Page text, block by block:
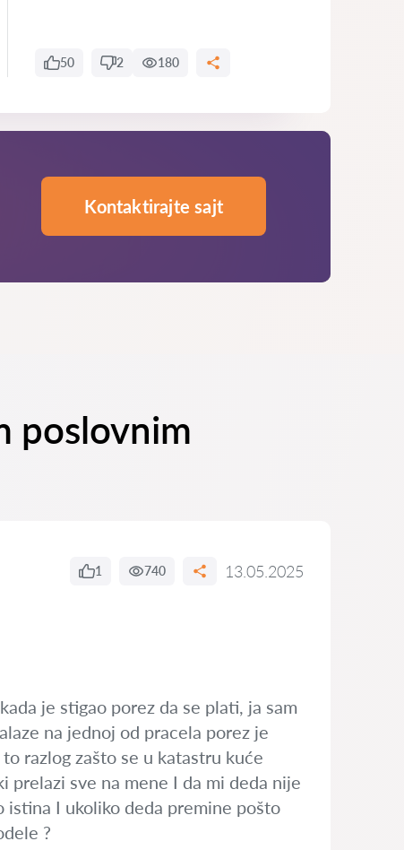
50 2 180
Kontaktirajte sajt
poslovnim
1 740 13.05.2025
je stigao porez da se plati, ja sam
na jednoj od pracela porez je
razlog zašto se u katastru kuće
prelazi sve na mene I da mi deda nije
I ukoliko deda premine pošto
?